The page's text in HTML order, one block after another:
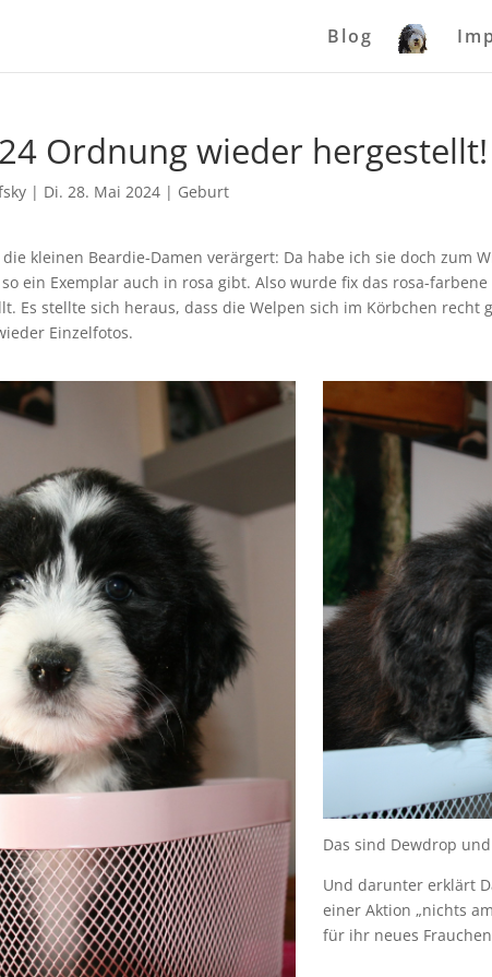
Blog
Ordnung wieder hergestellt!
| Di. 28. Mai 2024 | Geburt
die kleinen Beardie-Damen verärgert: Da habe ich sie doch zum
ein Exemplar auch in rosa gibt. Also wurde fix das rosa-
Es stellte sich heraus, dass die Welpen sich im Körbchen
Einzelfotos.
Das sind Dewdrop
Und darunter erklärt
einer Aktion „nichts
für ihr neues